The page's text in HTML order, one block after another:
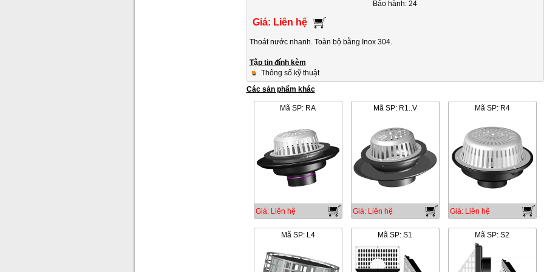
Bảo hành: 24
Giá: Liên hệ
Thoát nước nhanh. Toàn bộ bằng Inox 304.
Tập tin đính kèm
Thông số kỹ thuật
Các sản phẩm khác
Mã SP: RA
Giá: Liên hệ
Mã SP: R1..V
Giá: Liên hệ
Mã SP: R4
Giá: Liên hệ
Mã SP: L4 Mã SP: S1 Mã SP: S2